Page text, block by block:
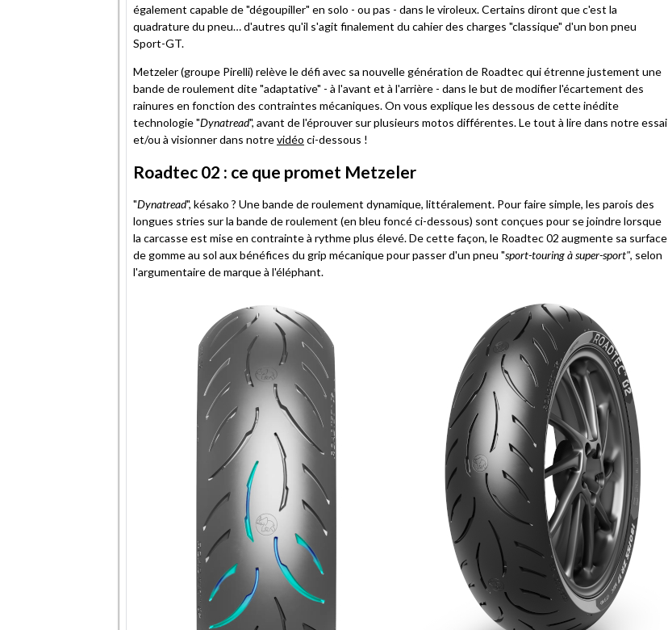
également capable de "dégoupiller" en solo - ou pas - dans le viroleux. Certains diront que c'est la
quadrature du pneu… d'autres qu'il s'agit finalement du cahier des charges "classique" d'un bon pneu
Sport-GT.
Metzeler (groupe Pirelli) relève le défi avec sa nouvelle génération de Roadtec qui étrenne justement une
bande de roulement dite "adaptative" - à l'avant et à l'arrière - dans le but de modifier l'écartement des
rainures en fonction des contraintes mécaniques.On vous explique les dessous de cette inédite
technologie "Dynatread", avant de l'éprouver sur plusieurs motos différentes. Le tout à lire dans notre essai
et/ou à visionner dans notrevidéo ci-dessous !
Roadtec 02 : ce que promet Metzeler
"Dynatread", késako ? Une bande de roulement dynamique, littéralement. Pour faire simple, les parois des
longues stries sur la bande de roulement (en bleu foncé ci-dessous) sont conçues pour se joindre lorsque
la carcasse est mise en contrainte à rythme plus élevé. De cette façon, le Roadtec 02 augmente sa surface
de gomme au sol aux bénéfices du grip mécanique pour passer d'un pneu "sport-touring à super-sport", selon
l'argumentaire de marque à l'éléphant.